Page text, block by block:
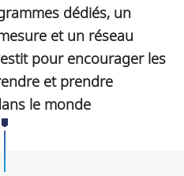
dédiés, un
et un réseau
pour encourager les
et prendre
le monde